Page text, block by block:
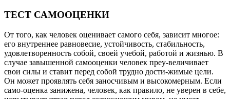
ТЕСТ САМООЦЕНКИ
От того, как человек оценивает самого себя, зависит многое:
его внутреннее равновесие, устойчивость, стабильность,
удовлетворенность собой, своей учебой, работой и жизнью. В
случае завышенной самооценки человек преу-величивает
свои силы и ставит перед собой трудно дости-жимые цели.
Он может проявлять себя заносчивым и высокомерным. Если
само-оценка занижена, человек, как правило, не уверен в себе,